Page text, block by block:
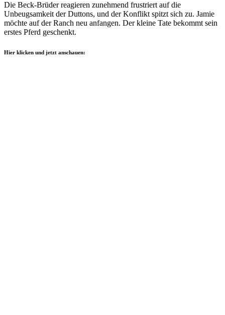
Die Beck-Brüder reagieren zunehmend frustriert auf die
Unbeugsamkeit der Duttons, und der Konflikt spitzt sich zu. Jamie
möchte auf der Ranch neu anfangen. Der kleine Tate bekommt sein
erstes Pferd geschenkt.
Hier klicken und jetzt anschauen: